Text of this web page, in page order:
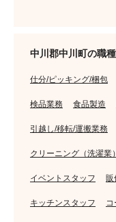
中川郡中川町の職
仕分/ピッキング/梱包
検品業務 食品製造
引越し/移転/運搬業務
クリーニング（洗濯業）
イベントスタッフ 販
キッチンスタッフ コ